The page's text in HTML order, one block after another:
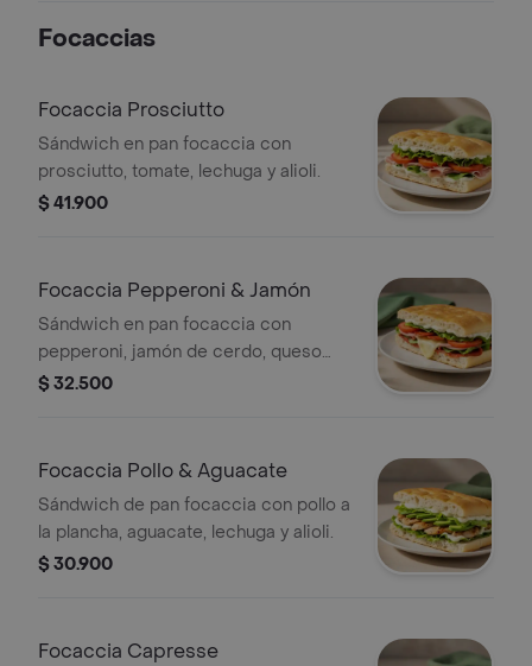
Focaccias
Focaccia Prosciutto
Sándwich en pan focaccia con
prosciutto, tomate, lechuga y alioli.
$ 41.900
Focaccia Pepperoni & Jamón
Sándwich en pan focaccia con
pepperoni, jamón de cerdo, queso
mozzarella, tomate, lechuga y alioli.
$ 32.500
Focaccia Pollo & Aguacate
Sándwich de pan focaccia con pollo a
la plancha, aguacate, lechuga y alioli.
$ 30.900
Focaccia Capresse